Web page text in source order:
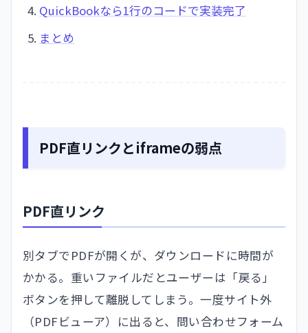
QuickBookなら1行のコードで実装完了
まとめ
PDF直リンクとiframeの弱点
PDF直リンク
別タブでPDFが開くが、ダウンロードに時間が
かかる。重いファイルだとユーザーは「戻る」
ボタンを押して離脱してしまう。一度サイト外
（PDFビューア）に出ると、問い合わせフォーム